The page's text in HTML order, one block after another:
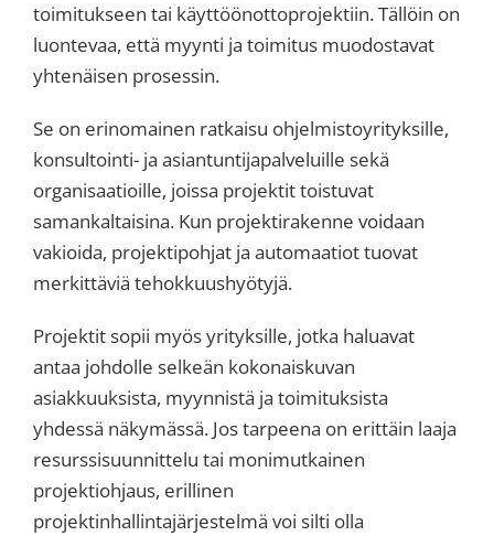
toimitukseen tai käyttöönottoprojektiin. Tällöin on
luontevaa, että myynti ja toimitus muodostavat
yhtenäisen prosessin.
Se on erinomainen ratkaisu ohjelmistoyrityksille,
konsultointi- ja asiantuntijapalveluille sekä
organisaatioille, joissa projektit toistuvat
samankaltaisina. Kun projektirakenne voidaan
vakioida, projektipohjat ja automaatiot tuovat
merkittäviä tehokkuushyötyjä.
Projektit sopii myös yrityksille, jotka haluavat
antaa johdolle selkeän kokonaiskuvan
asiakkuuksista, myynnistä ja toimituksista
yhdessä näkymässä. Jos tarpeena on erittäin laaja
resurssisuunnittelu tai monimutkainen
projektiohjaus, erillinen
projektinhallintajärjestelmä voi silti olla